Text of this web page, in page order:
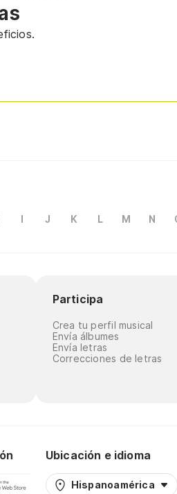
I J K L M N
Participa
Crea tu perfil musical
Envía álbumes
Envía letras
Correcciones de letras
Ubicación e idioma
Hispanoamérica